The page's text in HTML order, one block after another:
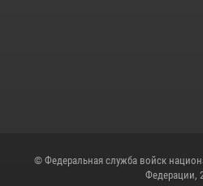
© Федеральная служба войск
Федерации,